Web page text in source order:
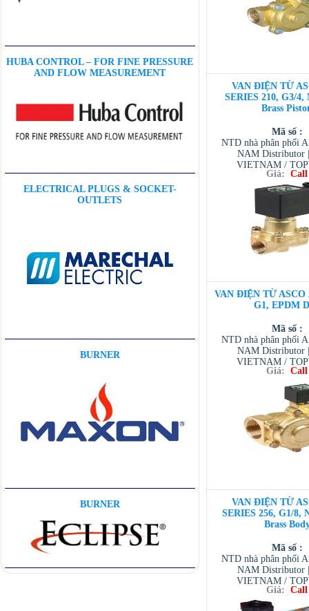
HUBA CONTROL – FOR FINE PRESSURE
AND FLOW MEASUREMENT
ELECTRICAL PLUGS & SOCKET-
OUTLETS
BURNER
BURNER
VAN ĐIỆN TỪ
SERIES 210, G3/4,
Brass
Mã số :
NTD nhà phân phối
NAM Distributor
VIETNAM /
VIETNAM /
/ TESCOM
Giá: Call
VAN ĐIỆN TỪ ASCO
G1, EPDM
Mã số :
NTD nhà phân phối
NAM Distributor
VIETNAM /
VIETNAM /
/ TESCOM
Giá: Call
VAN ĐIỆN TỪ
SERIES 256, G1/8,
Brass
Mã số :
NTD nhà phân phối
NAM Distributor
VIETNAM /
VIETNAM /
/ TESCOM
Giá: Call